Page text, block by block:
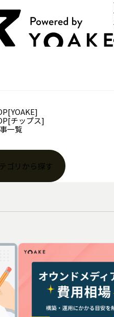
チップス]
一覧
ゴリから探す